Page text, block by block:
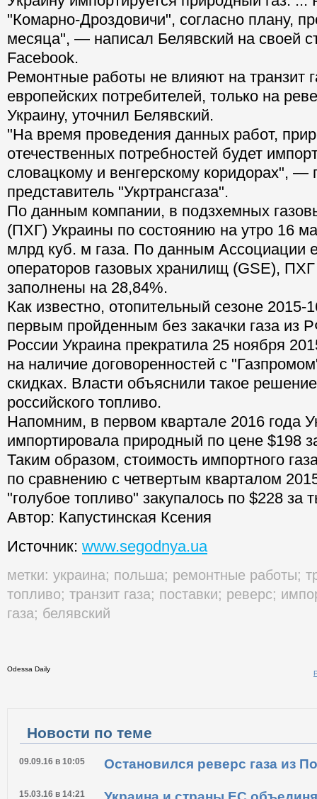
"Комарно-Дроздовичи", согласно плану,
месяца", — написал Белявский на своей
Facebook.
Ремонтные работы не влияют на транзит
европейских потребителей, только на
Украину, уточнил Белявский.
"На время проведения данных работ,
отечественных потребностей будет
словацкому и венгерскому коридорах", —
представитель "Укртрансгаза".
По данным компании, в подзхемных
(ПХГ) Украины по состоянию на утро 16
млрд куб. м газа. По данным Ассоциации
операторов газовых хранилищ (GSE),
заполнены на 28,84%.
Как известно, отопительный сезоне 2015-
первым пройденным без закачки газа из
России Украина прекратила 25 ноября
на наличие договоренностей с
скидках. Власти объяснили такое
российского топливо.
Напомним, в первом квартале 2016 года
импортировала природный по цене $198
Таким образом, стоимость импортного
по сравнению с четвертым кварталом
"голубое топливо" закупалось по $228 за
Автор: Капустинская Ксения
Источник: www.segodnya.ua
метки: украина; польша; ремонтные работы;
топливо; транзит газа; поставки; реверс;
газа; белявский
Odessa Daily